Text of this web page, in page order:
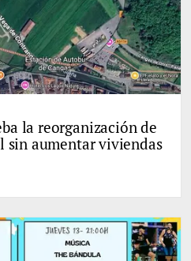
la reorganización de
sin aumentar viviendas